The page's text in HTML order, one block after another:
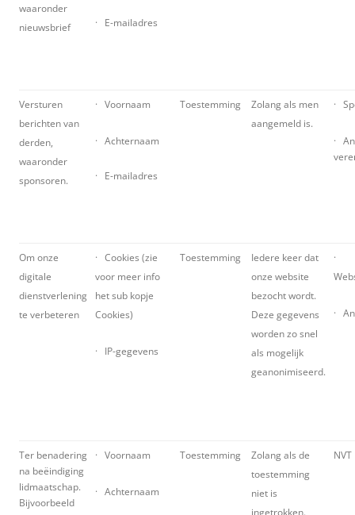
waaronder
nieuwsbrief
· E-mailadres
Versturen
berichten van
derden,
waaronder
sponsoren.
· Voornaam
· Achternaam
· E-mailadres
Toestemming
Zolang als men
aangemeld is.
·
·
Om onze
digitale
dienstverlening
te verbeteren
· Cookies (zie
voor meer info
het sub kopje
Cookies)
· IP-gegevens
Toestemming
Iedere keer dat
onze website
bezocht wordt.
Deze gegevens
worden zo snel
als mogelijk
geanonimiseerd.
·
·
Ter benadering
na beëindiging
lidmaatschap.
Bijvoorbeeld
· Voornaam
· Achternaam
Toestemming
Zolang als de
toestemming
niet is
ingetrokken.
NVT